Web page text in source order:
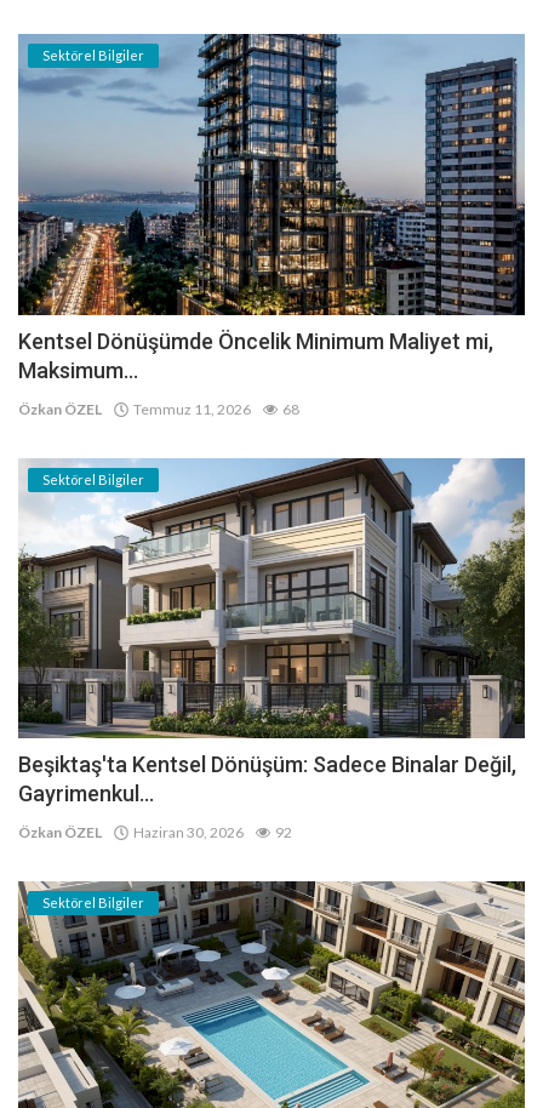
Sektörel Bilgiler
Kentsel Dönüşümde Öncelik Minimum Maliyet mi,
Maksimum...
Özkan ÖZEL Temmuz 11, 2026 68
Sektörel Bilgiler
Beşiktaş'ta Kentsel Dönüşüm: Sadece Binalar Değil,
Gayrimenkul...
Özkan ÖZEL Haziran 30, 2026 92
Sektörel Bilgiler